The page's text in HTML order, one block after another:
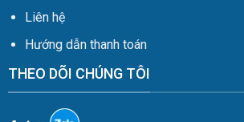
Liên hệ
Hướng dẫn thanh toán
THEO DÕI CHÚNG TÔI